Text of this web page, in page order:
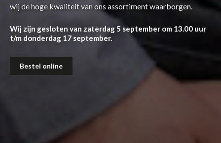
wij de hoge kwaliteit van ons assortiment waarborgen.
Wij zijn gesloten van zaterdag 5 september om 13.00 uur
t/m donderdag 17 september.
Bestel online